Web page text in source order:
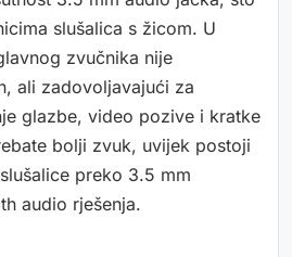
slušalica s žicom. U
zvučnika nije
ali zadovoljavajući za
glazbe, video pozive i kratke
bolji zvuk, uvijek postoji
preko 3.5 mm
audio rješenja.